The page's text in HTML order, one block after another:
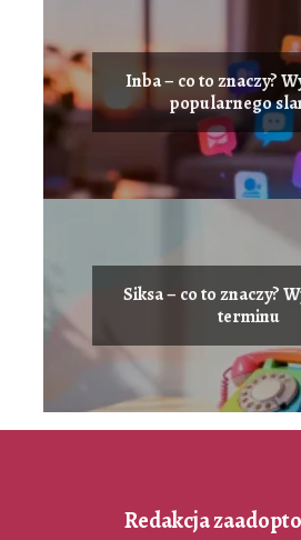
Inba – co to znaczy?
popularnego
Siksa – co to znaczy?
terminu
Redakcja